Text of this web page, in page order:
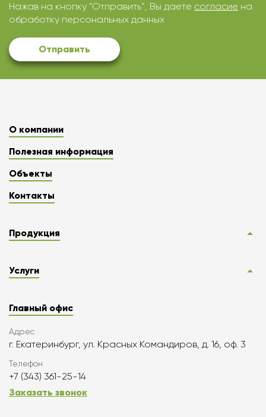
Нажав на кнопку “Отправить”, Вы даете согласие на
обработку персональных данных
Отправить
О компании
Полезная информация
Объекты
Контакты
Продукция
Услуги
Главный офис
Адрес
г. Екатеринбург, ул. Красных Командиров, д. 16, оф. 3
Телефон
+7 (343) 361-25-14
Заказать звонок